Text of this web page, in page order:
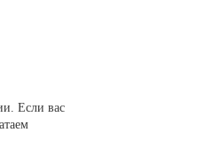
Если вас